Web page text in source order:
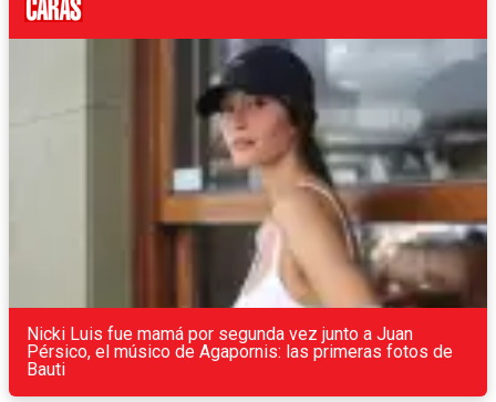
Nicki Luis fue mamá por segunda vez junto a Juan
Pérsico, el músico de Agapornis: las primeras fotos de
Bauti